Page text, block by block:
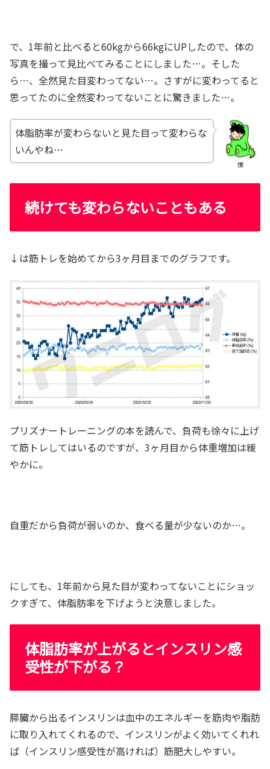
で、1年前と比べると60kgから66kgにUPしたので、体の
写真を撮って見比べてみることにしました…。そした
ら…、全然見た目変わってない…。さすがに変わってると
思ってたのに全然変わってないことに驚きました…。
僕
体脂肪率が変わらないと見た目って変わらな
いんやね…
続けても変わらないこともある
↓は筋トレを始めてから3ヶ月目までのグラフです。
プリズナートレーニングの本を読んで、負荷も徐々に上げ
て筋トレしてはいるのですが、3ヶ月目から体重増加は緩
やかに。
自重だから負荷が弱いのか、食べる量が少ないのか…。
にしても、1年前から見た目が変わってないことにショッ
クすぎて、体脂肪率を下げようと決意しました。
体脂肪率が上がるとインスリン感
受性が下がる？
膵臓から出るインスリンは血中のエネルギーを筋肉や脂肪
に取り入れてくれるので、インスリンがよく効いてくれれ
ば（インスリン感受性が高ければ）筋肥大しやすい。